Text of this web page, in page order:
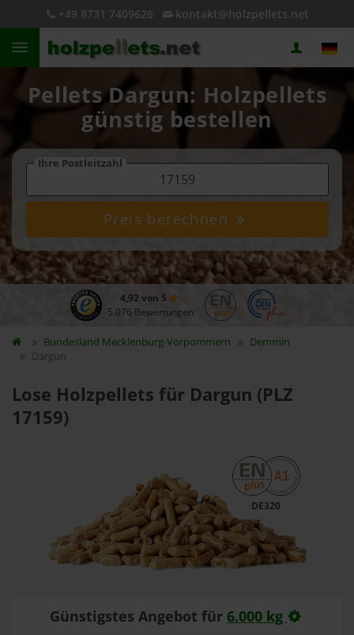
+49 8731 7409626 kontakt@holzpellets.net
Pellets Dargun: Holzpellets
günstig bestellen
Ihre Postleitzahl
Preis berechnen
4,92 von 5
5.076 Bewertungen
Bundesland Mecklenburg-Vorpommern
Demmin
Dargun
Lose Holzpellets für Dargun (PLZ
17159)
DE320
Günstigstes Angebot für 6.000 kg